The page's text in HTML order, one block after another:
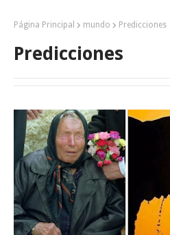
Página Principal mundo Predicciones
Predicciones